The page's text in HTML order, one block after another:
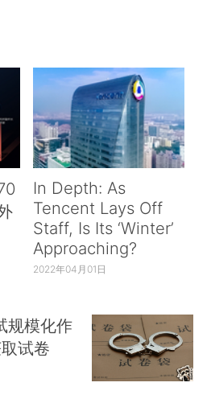
In Depth: As
Tencent Lays Off
Staff, Is Its ‘Winter’
Approaching?
2022年04月01日
规模化作
试卷